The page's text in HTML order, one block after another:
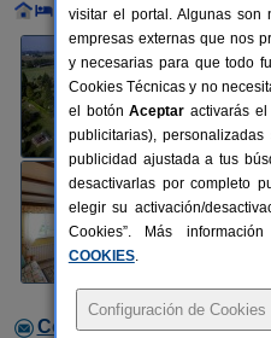
Alquiler completo y por
Contactar con el
visitar el portal. Algunas son
empresas externas que nos
y necesarias para que todo
Cookies Técnicas y no
el botónAceptar activarás
publicitarias),
publicidad ajustada a tus
desactivarlas por completo
elegir su activación/
Cookies”. Más
COOKIES.